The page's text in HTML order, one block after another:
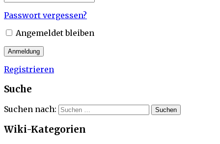
Passwort vergessen?
Angemeldet bleiben
Registrieren
Suche
Suchen nach:
Wiki-Kategorien